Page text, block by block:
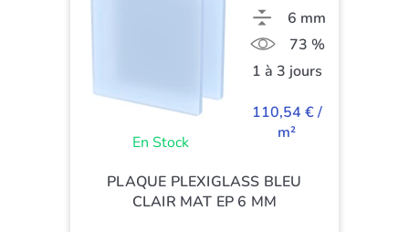
En Stock
6 mm
73 %
1 à 3 jours
110,54 € /
m²
PLAQUE PLEXIGLASS BLEU
CLAIR MAT EP 6 MM